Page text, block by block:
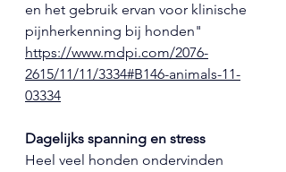
en het gebruik ervan voor klinische
pijnherkenning bij honden"
https://www.mdpi.com/2076-
2615/11/11/3334#B146-animals-11-
03334
Dagelijks spanning en stress
Heel veel honden ondervinden